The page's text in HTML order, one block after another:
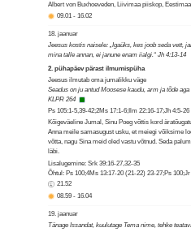
Albert von Buxhoeveden, Liivimaa piiskop,
09.01 - 16.02
18. jaanuar
Jeesus kostis naisele: „Igaüks, kes joob seda vett,
mina talle annan, ei janune enam iialgi.“ Jh 4:13-14
2. pühapäev pärast ilmumispüha
Jeesus ilmutab oma jumalikku väge
Seadus on ju antud Moosese kaudu, arm ja tõde
KLPR 264
Ps 105:1-5,39-42;2Ms 17:1-6;Ilm 22:16-17;Jh 4:5-26
Kõigeväeline Jumal, Sinu Poeg võttis kord
Anna meile samasugust usku, et meiegi võiksime
võtta, nagu Sina meid oled vastu võtnud. Seda
läbi.
Lisalugemine: Srk 39:16-27,32-35
Õhtul: Ps 100;4Ms 13:17-20 (21-22) 23-27;Ps
21.52
08.59 - 16.04
19. jaanuar
Tänage Issandat, kuulutage Tema nime, tehke